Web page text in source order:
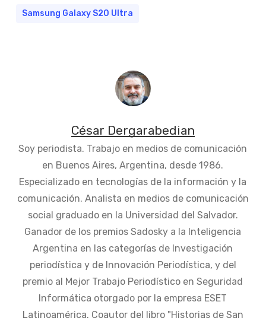
Samsung Galaxy S20 Ultra
César Dergarabedian
Soy periodista. Trabajo en medios de comunicación
en Buenos Aires, Argentina, desde 1986.
Especializado en tecnologías de la información y la
comunicación. Analista en medios de comunicación
social graduado en la Universidad del Salvador.
Ganador de los premios Sadosky a la Inteligencia
Argentina en las categorías de Investigación
periodística y de Innovación Periodística, y del
premio al Mejor Trabajo Periodístico en Seguridad
Informática otorgado por la empresa ESET
Latinoamérica. Coautor del libro "Historias de San